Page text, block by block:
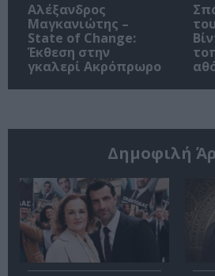
Αλέξανδρος
Μαγκανιώτης –
State of Change:
Έκθεση στην
γκαλερί Ακρόπρωρο
Δημοφιλή